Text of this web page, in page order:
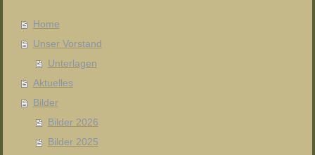
Home
Unser Vorstand
Unterlagen
Aktuelles
Bilder
Bilder 2026
Bilder 2025